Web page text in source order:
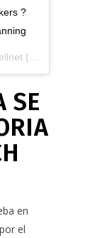
?
(@swellnet) el
SE
en
el